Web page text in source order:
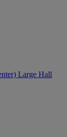
Large Hall